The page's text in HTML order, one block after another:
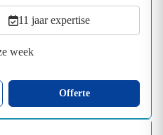
11 jaar expertise
week
Offerte